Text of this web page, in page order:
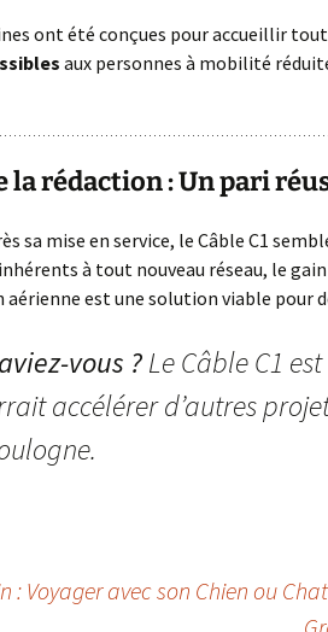
ont été conçues pour accueillir
aux personnes à mobilité
la rédaction : Un pari
sa mise en service, le Câble C1
à tout nouveau réseau, le
aérienne est une solution viable pour
vous ?Le Câble C1
accélérer d’autres
: Voyager avec son Chien ou Chat